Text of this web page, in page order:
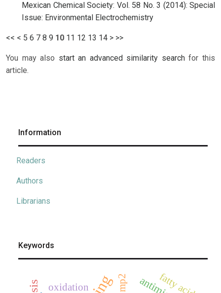
Mexican Chemical Society: Vol. 58 No. 3 (2014): Special
Issue: Environmental Electrochemistry
<< < 5 6 7 8 9 10 11 12 13 14 > >>
You may also start an advanced similarity searchfor this
article.
Information
Readers
Authors
Librarians
Keywords
oxidation fatty acids
mp2